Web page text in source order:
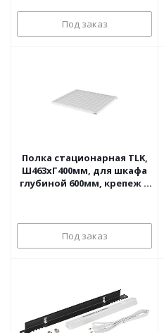
Под заказ
Полка стационарная TLK,
Ш463хГ400мм, для шкафа
глубиной 600мм, крепеж в
Под заказ